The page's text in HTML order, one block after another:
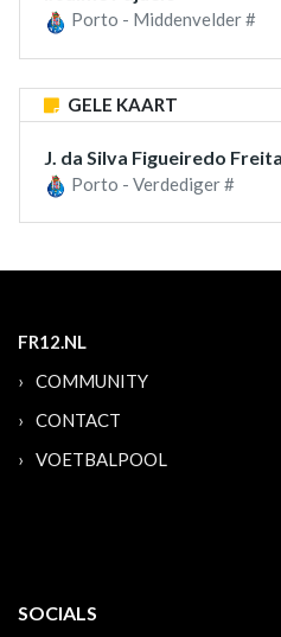
Porto - Middenvelder #
GELE KAART
J. da Silva Figueiredo
Porto - Verdediger #
FR12.NL
COMMUNITY
CONTACT
VOETBALPOOL
SOCIALS